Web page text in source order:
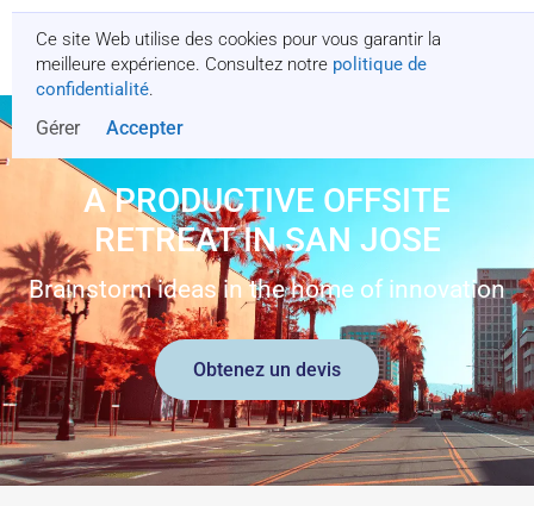
Ce site Web utilise des cookies pour vous garantir la
meilleure expérience. Consultez notre politique de
confidentialité.
Gérer Accepter
Obtenez un devis
A PRODUCTIVE OFFSITE
RETREAT IN SAN JOSE
Brainstorm ideas in the home of innovation
Obtenez un devis